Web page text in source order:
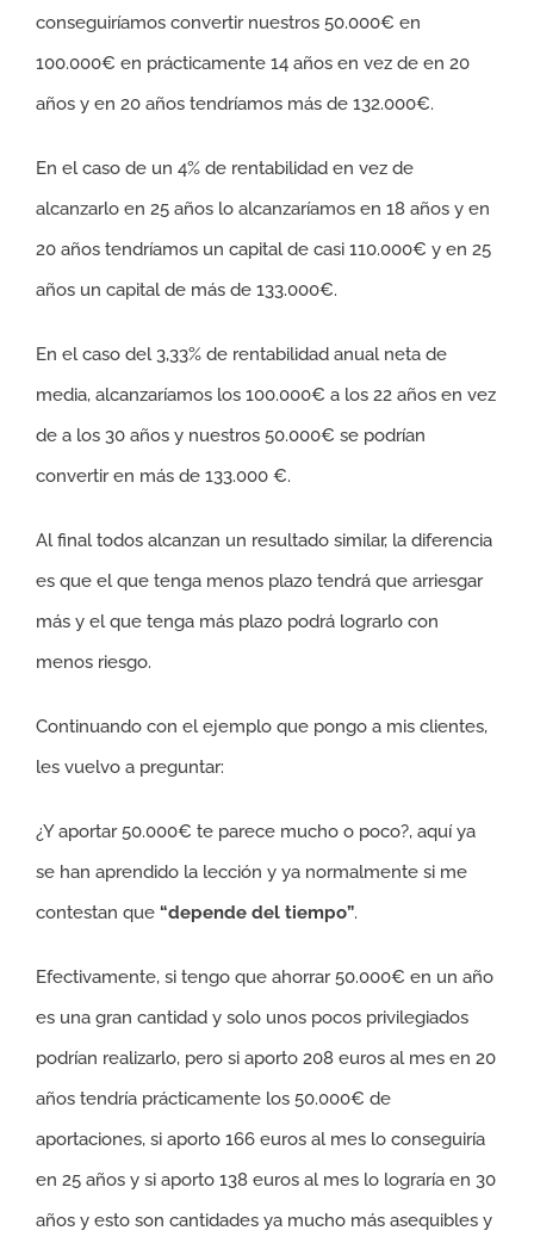
conseguiríamos convertir nuestros 50.000€ en
100.000€ en prácticamente 14 años en vez de en 20
años y en 20 años tendríamos más de 132.000€.
En el caso de un 4% de rentabilidad en vez de
alcanzarlo en 25 años lo alcanzaríamos en 18 años y en
20 años tendríamos un capital de casi 110.000€ y en 25
años un capital de más de 133.000€.
En el caso del 3,33% de rentabilidad anual neta de
media, alcanzaríamos los 100.000€ a los 22 años en vez
de a los 30 años y nuestros 50.000€ se podrían
convertir en más de 133.000 €.
Al final todos alcanzan un resultado similar, la diferencia
es que el que tenga menos plazo tendrá que arriesgar
más y el que tenga más plazo podrá lograrlo con
menos riesgo.
Continuando con el ejemplo que pongo a mis clientes,
les vuelvo a preguntar:
¿Y aportar 50.000€ te parece mucho o poco?, aquí ya
se han aprendido la lección y ya normalmente si me
contestan que “depende del tiempo”.
Efectivamente, si tengo que ahorrar 50.000€ en un año
es una gran cantidad y solo unos pocos privilegiados
podrían realizarlo, pero si aporto 208 euros al mes en 20
años tendría prácticamente los 50.000€ de
aportaciones, si aporto 166 euros al mes lo conseguiría
en 25 años y si aporto 138 euros al mes lo lograría en 30
años y esto son cantidades ya mucho más asequibles y